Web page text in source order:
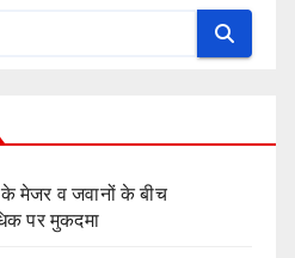
मेजर व जवानों के बीच
पर मुकदमा